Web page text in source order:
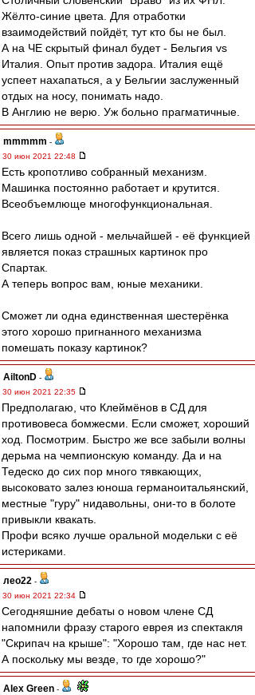
Жёлто-синие цвета. Для отработки
взаимодействий пойдёт, тут кто бы не был.
А на ЧЕ скрытый финал будет - Бельгия vs
Италия. Опыт против задора. Италия ещё
успеет нахапаться, а у Бельгии заслуженный
отдых на носу, понимать надо.
В Англию не верю. Уж больно прагматичные.
mmmmm -
30 июн 2021 22:48
Есть кропотливо собранный механизм.
Машинка постоянно работает и крутится.
Всеобъемлюще многофункциональная.
Всего лишь одной - мельчайшей - её функцией
является показ страшных картинок про
Спартак.
А теперь вопрос вам, юные механики.
Сможет ли одна единственная шестерёнка
этого хорошо пригнанного механизма
помешать показу картинок?
AiltonD -
30 июн 2021 22:35
Предполагаю, что Клеймёнов в СД для
противовеса бомжесми. Если сможет, хороший
ход. Посмотрим. Быстро же все забыли волны
дерьма на чемпионскую команду. Да и на
Тедеско до сих пор много тявкающих,
высоковато залез юноша германоитальянский,
местные "гуру" нидавольны, они-то в болоте
привыкли квакать.
Профи всяко лучше оральной модельки с её
истериками.
лео22 -
30 июн 2021 22:34
Сегодняшние дебаты о новом члене СД
напомнили фразу старого еврея из спектакля
"Скрипач на крыше": "Хорошо там, где нас нет.
А поскольку мы везде, то где хорошо?"
Alex Green -